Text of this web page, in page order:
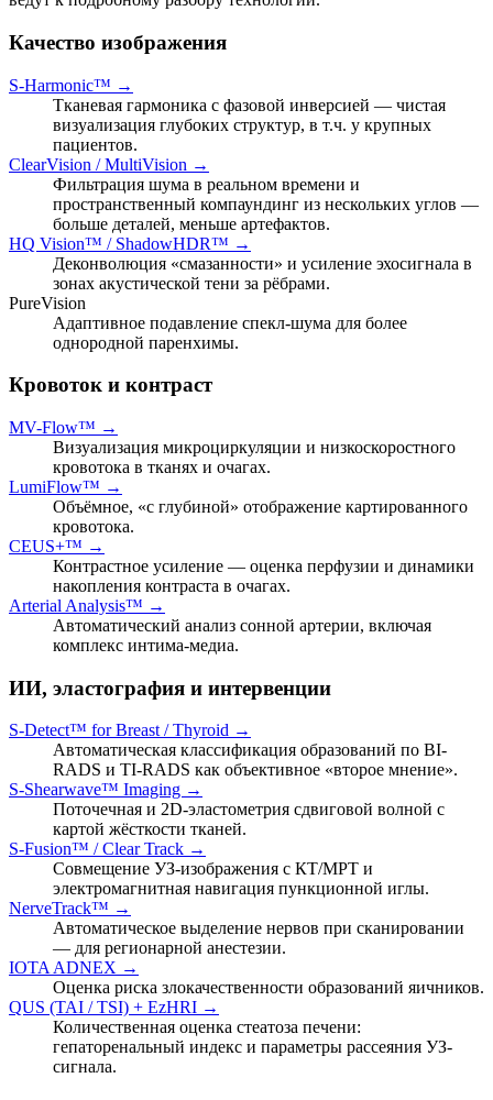
Качество изображения
S-Harmonic™ →
Тканевая гармоника с фазовой инверсией — чистая
визуализация глубоких структур, в т.ч. у крупных
пациентов.
ClearVision / MultiVision →
Фильтрация шума в реальном времени и
пространственный компаундинг из нескольких углов —
больше деталей, меньше артефактов.
HQ Vision™ / ShadowHDR™ →
Деконволюция «смазанности» и усиление эхосигнала в
зонах акустической тени за рёбрами.
PureVision
Адаптивное подавление спекл-шума для более
однородной паренхимы.
Кровоток и контраст
MV-Flow™ →
Визуализация микроциркуляции и низкоскоростного
кровотока в тканях и очагах.
LumiFlow™ →
Объёмное, «с глубиной» отображение картированного
кровотока.
CEUS+™ →
Контрастное усиление — оценка перфузии и динамики
накопления контраста в очагах.
Arterial Analysis™ →
Автоматический анализ сонной артерии, включая
комплекс интима-медиа.
ИИ, эластография и интервенции
S-Detect™ for Breast / Thyroid →
Автоматическая классификация образований по BI-
RADS и TI-RADS как объективное «второе мнение».
S-Shearwave™ Imaging →
Поточечная и 2D-эластометрия сдвиговой волной с
картой жёсткости тканей.
S-Fusion™ / Clear Track →
Совмещение УЗ-изображения с КТ/МРТ и
электромагнитная навигация пункционной иглы.
NerveTrack™ →
Автоматическое выделение нервов при сканировании
— для регионарной анестезии.
IOTA ADNEX →
Оценка риска злокачественности образований яичников.
QUS (TAI / TSI) + EzHRI →
Количественная оценка стеатоза печени:
гепаторенальный индекс и параметры рассеяния УЗ-
сигнала.